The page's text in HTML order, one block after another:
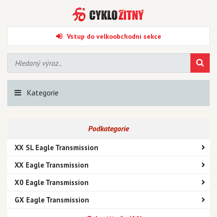
Vstup do velkoobchodní sekce
Kategorie
Podkategorie
XX SL Eagle Transmission
XX Eagle Transmission
X0 Eagle Transmission
GX Eagle Transmission